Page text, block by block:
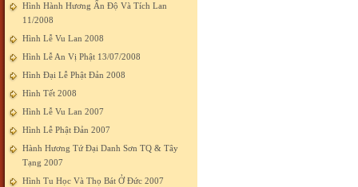
Hình Hành Hương Ấn Độ Và Tích Lan
11/2008
Hình Lễ Vu Lan 2008
Hình Lễ An Vị Phật 13/07/2008
Hình Đại Lễ Phật Đản 2008
Hình Tết 2008
Hình Lễ Vu Lan 2007
Hình Lễ Phật Đản 2007
Hành Hương Tứ Đại Danh Sơn TQ & Tây
Tạng 2007
Hình Tu Học Và Thọ Bát Ở Đức 2007